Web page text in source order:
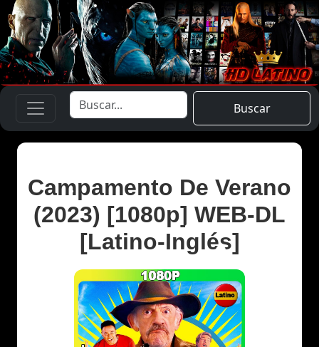
Buscar
Campamento De Verano
(2023) [1080p] WEB-DL
[Latino-Inglés]